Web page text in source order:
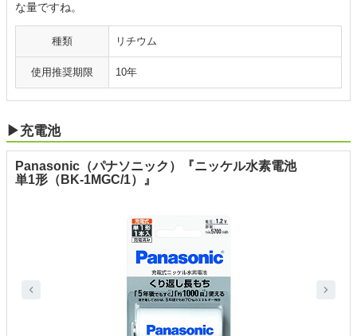
な量ですね。
種類 リチウム
使用推奨期限 10年
▶充電池
Panasonic（パナソニック）『ニッケル水素電池
単1形（BK-1MGC/1）』